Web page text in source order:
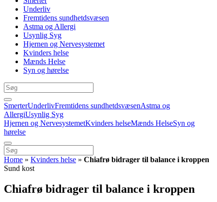
Underliv
Fremtidens sundhetdsvæsen
Astma og Allergi
Usynlig Syg
Hjernen og Nervesystemet
Kvinders helse
Mænds Helse
Syn og hørelse
SmerterUnderlivFremtidens sundhetdsvæsenAstma og
AllergiUsynlig Syg
Hjernen og NervesystemetKvinders helseMænds HelseSyn og
hørelse
Home » Kvinders helse » Chiafrø bidrager til balance i kroppen
Sund kost
Chiafrø bidrager til balance i kroppen